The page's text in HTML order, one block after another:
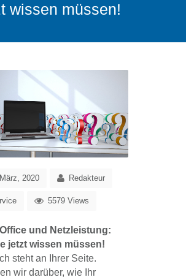
wissen müssen!
2020 Redakteur
5579 Views
und Netzleistung:
jetzt wissen müssen!
steht an Ihrer Seite.
wir darüber, wie Ihr